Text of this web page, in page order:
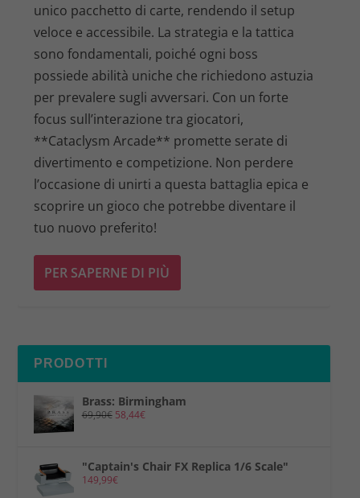
unico pacchetto di carte, rendendo il setup
veloce e accessibile. La strategia e la tattica
sono fondamentali, poiché ogni boss
possiede abilità uniche che richiedono astuzia
per prevalere sugli avversari. Con un forte
focus sull’interazione tra giocatori,
**Cataclysm Arcade** promette serate di
divertimento e competizione. Non perdere
l’occasione di unirti a questa battaglia epica e
scoprire un gioco che potrebbe diventare il
tuo nuovo preferito!
PER SAPERNE DI PIÙ
PRODOTTI
Brass: Birmingham
69,90€ 58,44€
"Captain's Chair FX Replica 1/6 Scale"
149,99€